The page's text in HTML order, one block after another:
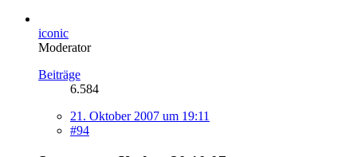
iconic
Moderator
Beiträge
6.584
21. Oktober 2007 um 19:11
#94